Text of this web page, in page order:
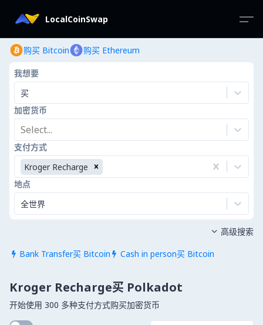
LocalCoinSwap
购买 Bitcoin 购买 Ethereum
我想要
买
加密货币
Select...
支付方式
Kroger Recharge
地点
全世界
 Bank Transfer买 Bitcoin  Cash in person买 Bitcoin
 高级搜索
Kroger Recharge买 Polkadot
开始使用 300 多种支付方式购买加密货币